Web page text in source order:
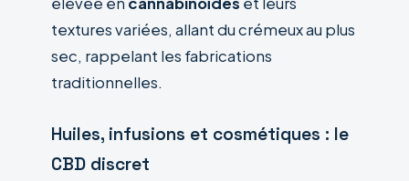
textures variées, allant du crémeux au plus
sec, rappelant les fabrications
traditionnelles.
Huiles, infusions et cosmétiques : le
CBD discret